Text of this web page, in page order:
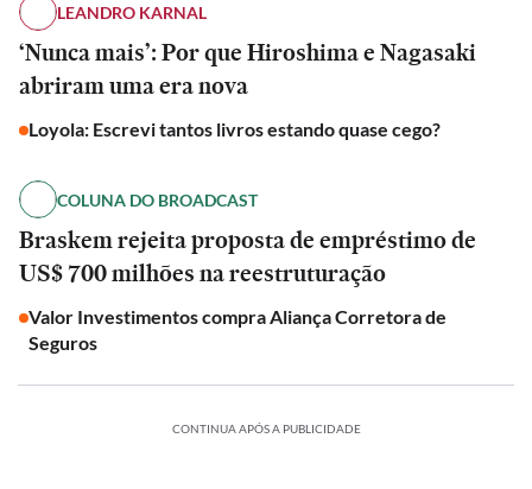
LEANDRO KARNAL
‘Nunca mais’: Por que Hiroshima e Nagasaki
abriram uma era nova
Loyola: Escrevi tantos livros estando quase cego?
COLUNA DO BROADCAST
Braskem rejeita proposta de empréstimo de
US$ 700 milhões na reestruturação
Valor Investimentos compra Aliança Corretora de
Seguros
CONTINUA APÓS A PUBLICIDADE